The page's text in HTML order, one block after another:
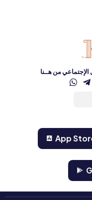
الإجتماعي من هــنا